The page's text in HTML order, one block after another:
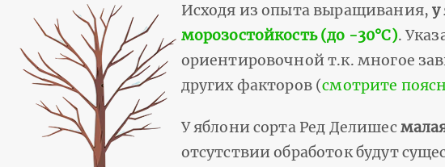
Исходя из опыта выращивания,у
морозостойкость (до -30°С).
ориентировочной т.к. многое
других факторов (смотрите
У яблони сорта Ред Делишес
отсутствии обработок будут